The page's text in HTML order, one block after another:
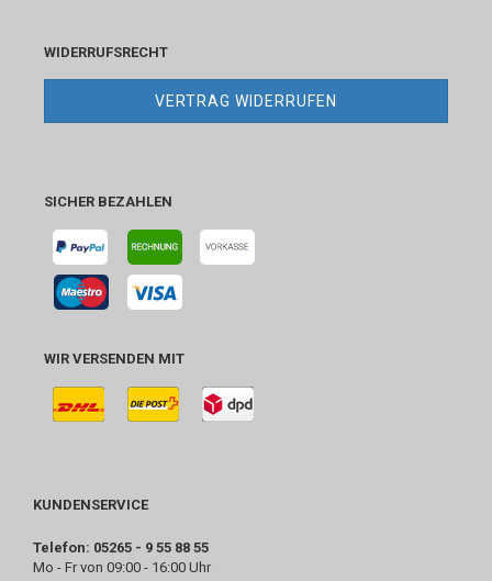
WIDERRUFSRECHT
VERTRAG WIDERRUFEN
SICHER BEZAHLEN
WIR VERSENDEN MIT
KUNDENSERVICE
Telefon: 05265 - 9 55 88 55
Mo - Fr von 09:00 - 16:00 Uhr